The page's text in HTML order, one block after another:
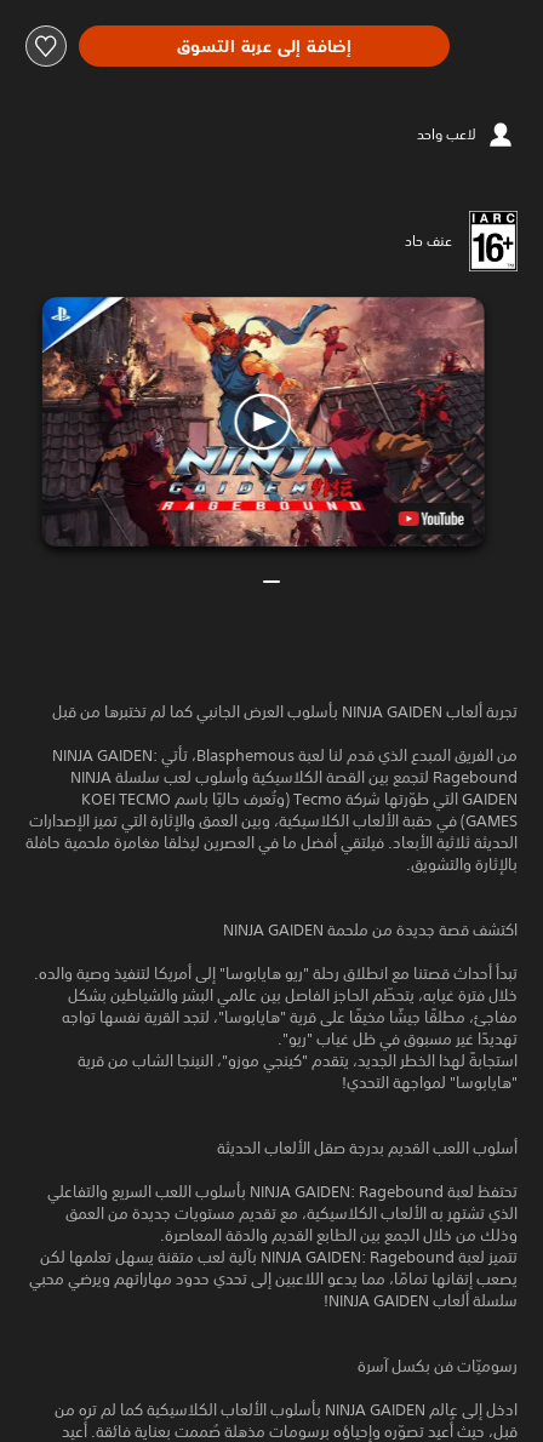
إضافة إلى عربة التسوق
لاعب واحد
عنف حاد
تجربة ألعاب NINJA GAIDEN بأسلوب العرض الجانبي كما لم تختبرها من قبل
من الفريق المبدع الذي قدم لنا لعبة Blasphemous، تأتي NINJA GAIDEN:
Ragebound لتجمع بين القصة الكلاسيكية وأسلوب لعب سلسلة NINJA
GAIDEN التي طوّرتها شركة Tecmo (وتُعرف حاليًا باسم KOEI TECMO
GAMES) في حقبة الألعاب الكلاسيكية، وبين العمق والإثارة التي تميز الإصدارات
الحديثة ثلاثية الأبعاد. فيلتقي أفضل ما في العصرين ليخلقا مغامرة ملحمية حافلة
بالإثارة والتشويق.
اكتشف قصة جديدة من ملحمة NINJA GAIDEN
تبدأ أحداث قصتنا مع انطلاق رحلة "ريو هايابوسا" إلى أمريكا لتنفيذ وصية والده.
خلال فترة غيابه، يتحطّم الحاجز الفاصل بين عالمي البشر والشياطين بشكل
مفاجئ، مطلقًا جيشًا مخيفًا على قرية "هايابوسا"، لتجد القرية نفسها تواجه
تهديدًا غير مسبوق في ظل غياب "ريو".
استجابةً لهذا الخطر الجديد، يتقدم "كينجي موزو"، النينجا الشاب من قرية
"هايابوسا" لمواجهة التحدي!
أسلوب اللعب القديم بدرجة صقل الألعاب الحديثة
تحتفظ لعبة NINJA GAIDEN: Ragebound بأسلوب اللعب السريع والتفاعلي
الذي تشتهر به الألعاب الكلاسيكية، مع تقديم مستويات جديدة من العمق
وذلك من خلال الجمع بين الطابع القديم والدقة المعاصرة.
تتميز لعبة NINJA GAIDEN: Ragebound بآلية لعب متقنة يسهل تعلمها لكن
يصعب إتقانها تمامًا، مما يدعو اللاعبين إلى تحدي حدود مهاراتهم ويرضي محبي
سلسلة ألعاب NINJA GAIDEN!
رسوميّات فن بكسل آسرة
ادخل إلى عالم NINJA GAIDEN بأسلوب الألعاب الكلاسيكية كما لم تره من
قبل، حيث أُعيد تصوّره وإحياؤه برسومات مذهلة صُممت بعناية فائقة. أُعيد